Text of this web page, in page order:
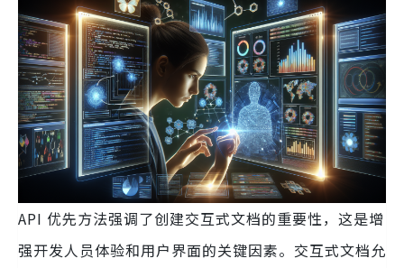
API 优先方法强调了创建交互式文档的重要性，这是增
强开发人员体验和用户界面的关键因素。交互式文档允